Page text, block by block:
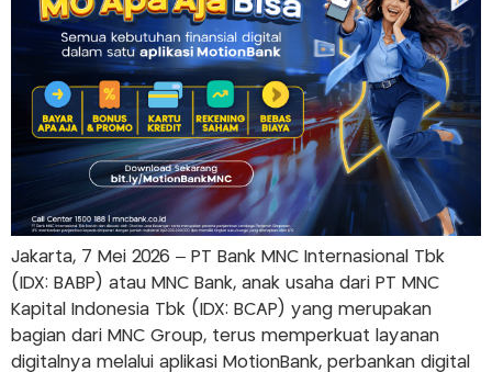
Jakarta, 7 Mei 2026 – PT Bank MNC Internasional Tbk
(IDX: BABP) atau MNC Bank, anak usaha dari PT MNC
Kapital Indonesia Tbk (IDX: BCAP) yang merupakan
bagian dari MNC Group, terus memperkuat layanan
digitalnya melalui aplikasi MotionBank, perbankan digital